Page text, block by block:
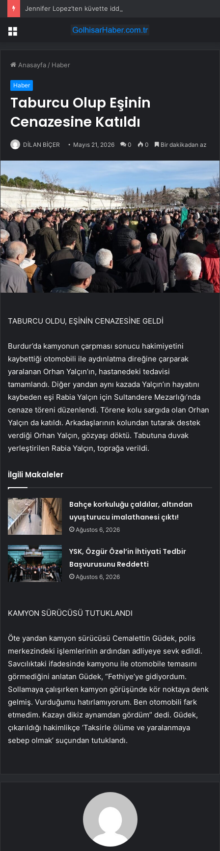
Jennifer Lopez’ten küvette iddialı doğum günü kutlaması
Menü
Anasayfa / Haber
Haber
Taburcu Olup Eşinin
Cenazesine Katıldı
DİLAN BİÇER Mayıs 21, 2026 0 0 Bir dakikadan az
TABURCU OLDU, EŞİNİN CENAZESİNE GELDİ
Burdur’da kamyonun çarpması sonucu hakimiyetini
kaybettiği otomobili ile aydınlatma direğine çarparak
yaralanan Orhan Yalçın’ın, hastanedeki tedavisi
tamamlandı. Diğer yandan aynı kazada Yalçın’ın hayatını
kaybeden eşi Rabia Yalçın için Sultandere Mezarlığı’nda
cenaze töreni düzenlendi. Törene kolu sargıda olan Orhan
Yalçın da katıldı. Arkadaşlarının kolundan tutarak destek
verdiği Orhan Yalçın, gözyaşı döktü. Tabutuna duvak
yerleştirilen Rabia Yalçın, toprağa verildi.
İlgili Makaleler
Bahçe korkuluğu çaldılar, altından
uyuşturucu imalathanesi çıktı!
Ağustos 6, 2026
YSK, Özgür Özel’in İhtiyati Tedbir
Başvurusunu Reddetti
Ağustos 6, 2026
KAMYON SÜRÜCÜSÜ TUTUKLANDI
Öte yandan kamyon sürücüsü Cemalettin Güdek, polis
merkezindeki işlemlerinin ardından adliyeye sevk edildi.
Savcılıktaki ifadesinde kamyonu ile otomobile temasını
görmediğini anlatan Güdek, “Fethiye’ye gidiyordum.
Sollamaya çalışırken kamyon görüşünde kör noktaya denk
gelmiş. Vurduğumu hatırlamıyorum. Ben otomobili fark
etmedim. Kazayı dikiz aynamdan gördüm” dedi. Güdek,
çıkarıldığı hakimlikçe ‘Taksirle ölüme ve yaralanmaya
sebep olmak’ suçundan tutuklandı.